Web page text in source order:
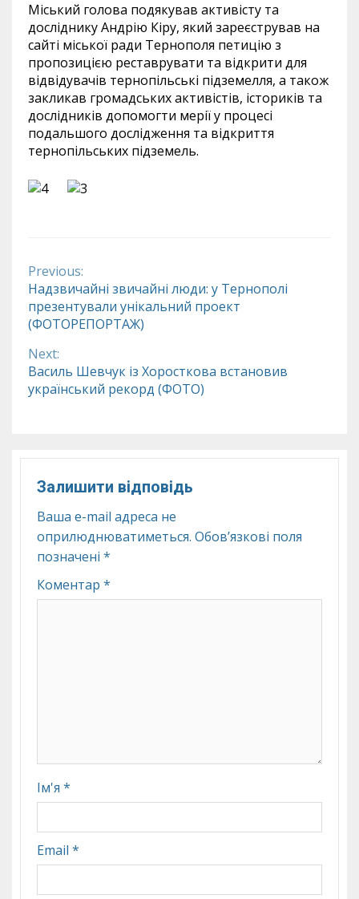
Міський голова подякував активісту та
досліднику Андрію Кіру, який зареєстрував на
сайті міської ради Тернополя петицію з
пропозицією реставрувати та відкрити для
відвідувачів тернопільські підземелля, а також
закликав громадських активістів, істориків та
дослідників допомогти мерії у процесі
подальшого дослідження та відкриття
тернопільських підземель.
Continue
Reading
Previous:
Надзвичайні звичайні люди: у Тернополі
презентували унікальний проект
(ФОТОРЕПОРТАЖ)
Next:
Василь Шевчук із Хоросткова встановив
український рекорд (ФОТО)
Залишити відповідь
Ваша e-mail адреса не
оприлюднюватиметься. Обов’язкові поля
позначені *
Коментар *
Ім'я *
Email *